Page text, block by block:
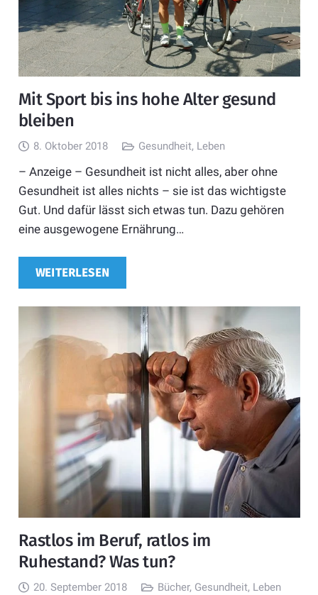
Mit Sport bis ins hohe Alter gesund
bleiben
8. Oktober 2018 Gesundheit, Leben
– Anzeige – Gesundheit ist nicht alles, aber ohne
Gesundheit ist alles nichts – sie ist das wichtigste
Gut. Und dafür lässt sich etwas tun. Dazu gehören
eine ausgewogene Ernährung…
WEITERLESEN
Rastlos im Beruf, ratlos im
Ruhestand? Was tun?
20. September 2018 Bücher, Gesundheit, Leben